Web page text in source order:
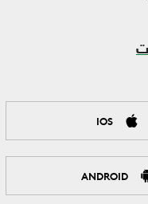
IOS
ANDROID